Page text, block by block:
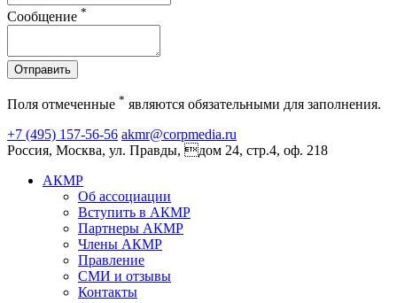
Сообщение *
Отправить
Поля отмеченные * являются обязательными для заполнения.
+7 (495) 157-56-56 akmr@corpmedia.ru
Россия, Москва, ул. Правды, дом 24, стр.4, оф. 218
АКМР
Об ассоциации
Вступить в АКМР
Партнеры АКМР
Члены АКМР
Правление
СМИ и отзывы
Контакты